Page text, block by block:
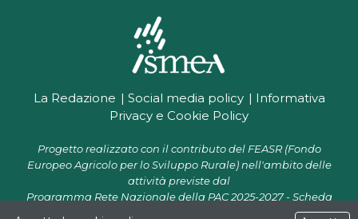
La Redazione Social media policy
Informativa
Privacy e Cookie Policy
Progetto realizzato con il contributo del FEASR (Fondo
Europeo Agricolo per lo Sviluppo Rurale) nell'ambito delle
attività previste dal
Programma Rete Nazionale della PAC 2025-2027 - Scheda
progetto CR 07.01 "Supporto alla Rete PAC per la diffusione e il